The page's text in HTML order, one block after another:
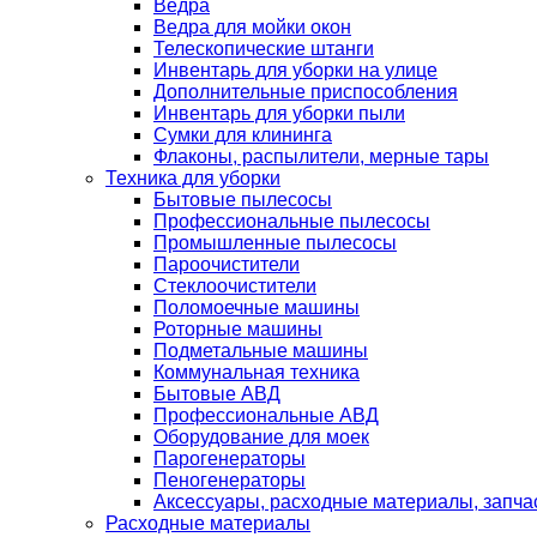
Ведра
Ведра для мойки окон
Телескопические штанги
Инвентарь для уборки на улице
Дополнительные приспособления
Инвентарь для уборки пыли
Сумки для клининга
Флаконы, распылители, мерные тары
Техника для уборки
Бытовые пылесосы
Профессиональные пылесосы
Промышленные пылесосы
Пароочистители
Стеклоочистители
Поломоечные машины
Роторные машины
Подметальные машины
Коммунальная техника
Бытовые АВД
Профессиональные АВД
Оборудование для моек
Парогенераторы
Пеногенераторы
Аксессуары, расходные материалы,
Расходные материалы